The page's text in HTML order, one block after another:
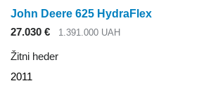
John Deere 625 HydraFlex
27.030 €
1.391.000 UAH
Žitni heder
2011